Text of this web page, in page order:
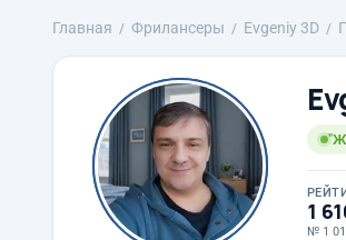
Главная Фрилансеры Evgeniy 3D
1
№ 1